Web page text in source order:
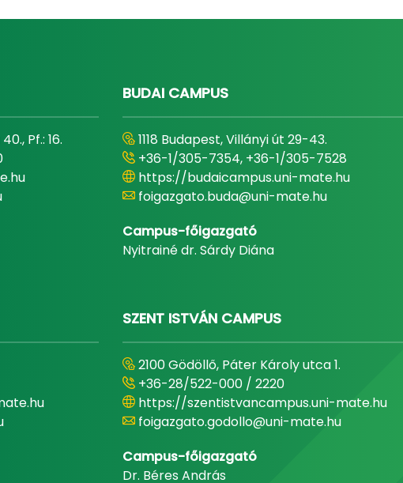
Pf.: 16.
BUDAI CAMPUS
1118 Budapest, Villányi út 29-43.
+36-1/305-7354, +36-1/305-7528
https://budaicampus.uni-mate.hu
foigazgato.buda@uni-mate.hu
Campus-főigazgató
Nyitrainé dr. Sárdy Diána
SZENT ISTVÁN CAMPUS
2100 Gödöllő, Páter Károly utca 1.
+36-28/522-000 / 2220
https://szentistvancampus.uni-mate.hu
foigazgato.godollo@uni-mate.hu
Campus-főigazgató
Dr. Béres András